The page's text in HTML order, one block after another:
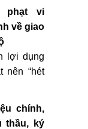
phạt vi
về giao
lợi dụng
nên “hét
chính,
thầu, ký